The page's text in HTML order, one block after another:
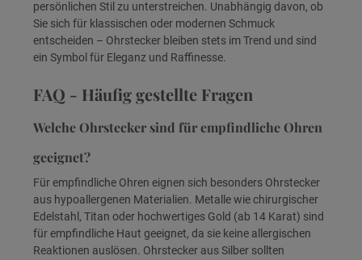
persönlichen Stil zu unterstreichen. Unabhängig davon, ob
Sie sich für klassischen oder modernen Schmuck
entscheiden – Ohrstecker bleiben stets im Trend und sind
ein Symbol für Eleganz und Raffinesse.
FAQ - Häufig gestellte Fragen
Welche Ohrstecker sind für empfindliche Ohren
geeignet?
Für empfindliche Ohren eignen sich besonders Ohrstecker
aus hypoallergenen Materialien. Metalle wie chirurgischer
Edelstahl, Titan oder hochwertiges Gold (ab 14 Karat) sind
für empfindliche Haut geeignet, da sie keine allergischen
Reaktionen auslösen. Ohrstecker aus Silber sollten